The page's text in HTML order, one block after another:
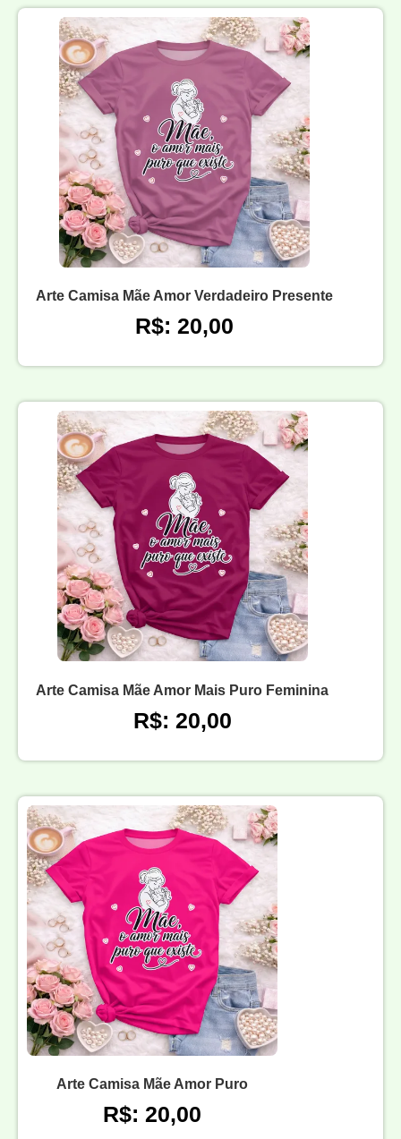
Arte Camisa Mãe Amor Verdadeiro Presente
R$: 20,00
Arte Camisa Mãe Amor Mais Puro Feminina
R$: 20,00
Arte Camisa Mãe Amor Puro
R$: 20,00